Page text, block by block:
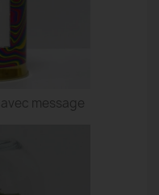
message